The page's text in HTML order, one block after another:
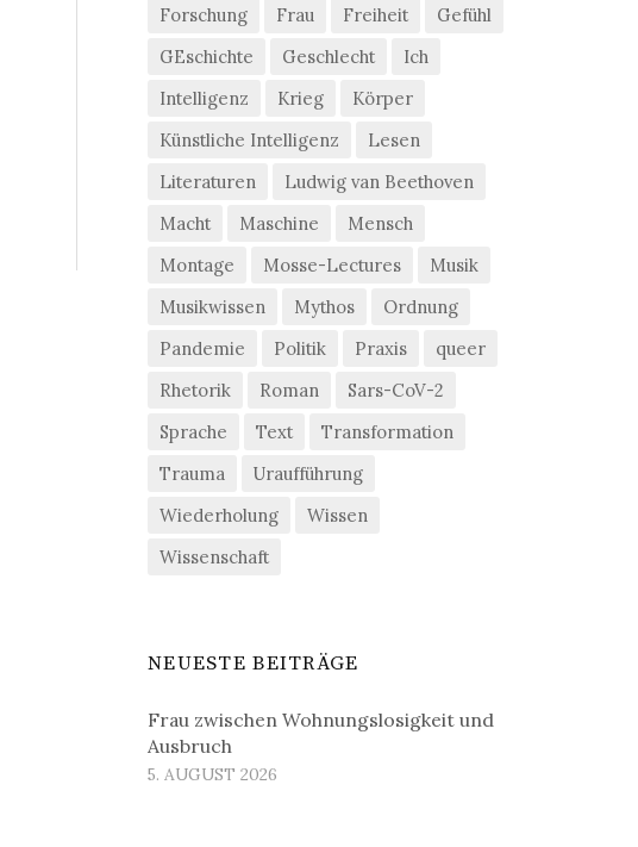
Forschung
Frau Freiheit
Gefühl
GEschichte
Geschlecht
Ich
Intelligenz
Krieg
Körper
Künstliche Intelligenz
Lesen
Literaturen
Ludwig van Beethoven
Macht
Maschine
Mensch
Montage
Mosse-Lectures
Musik
Musikwissen
Mythos
Ordnung
Pandemie
Politik Praxis
queer
Rhetorik
Roman
Sars-CoV-2
Sprache
Text
Transformation
Trauma
Uraufführung
Wiederholung
Wissen
Wissenschaft
NEUESTE BEITRÄGE
Frau zwischen Wohnungslosigkeit und
Ausbruch
5. AUGUST 2026